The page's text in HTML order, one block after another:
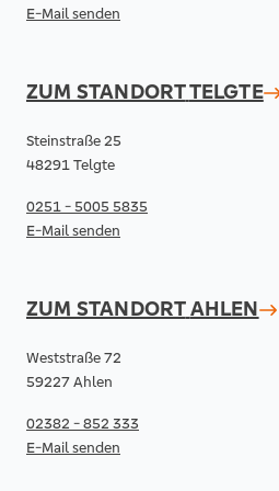
E-Mail senden
ZUM STANDORTTELGTE
Steinstraße 25
48291 Telgte
0251 - 5005 5835
E-Mail senden
ZUM STANDORTAHLEN
Weststraße 72
59227 Ahlen
02382 - 852 333
E-Mail senden